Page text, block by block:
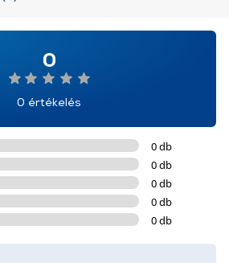
0
0 értékelés
0 db
0 db
0 db
0 db
0 db